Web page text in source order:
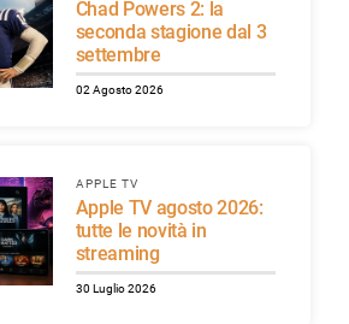
Chad Powers 2: la
seconda stagione dal 3
settembre
02 Agosto 2026
APPLE TV
Apple TV agosto 2026:
tutte le novità in
streaming
30 Luglio 2026